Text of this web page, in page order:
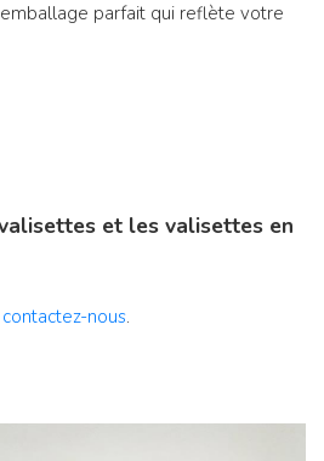
parfait qui reflète votre
et les valisettes en
contactez-nous.